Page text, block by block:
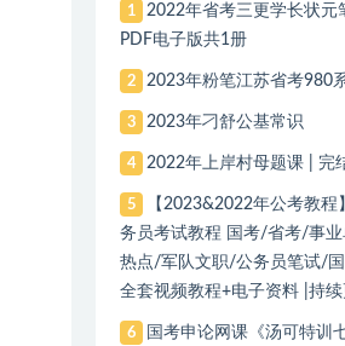
1
2022年省考三更学长状元
PDF电子版共1册
2 2023年粉笔江苏省考980
3 2023年刁舒公基常识
4 2022年上岸村母题课 | 完
5
【2023&2022年公考教
务员考试教程 国考/省考/事
热点/军队文职/公务员笔试/
全套视频教程+电子资料 |持
6 国考申论网课《汤可特训